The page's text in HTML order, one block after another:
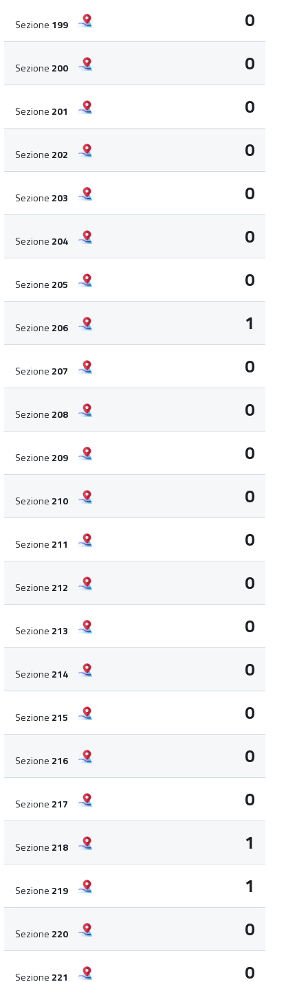
Sezione 199 0
Sezione 200 0
Sezione 201 0
Sezione 202 0
Sezione 203 0
Sezione 204 0
Sezione 205 0
Sezione 206 1
Sezione 207 0
Sezione 208 0
Sezione 209 0
Sezione 210 0
Sezione 211 0
Sezione 212 0
Sezione 213 0
Sezione 214 0
Sezione 215 0
Sezione 216 0
Sezione 217 0
Sezione 218 1
Sezione 219 1
Sezione 220 0
Sezione 221 0